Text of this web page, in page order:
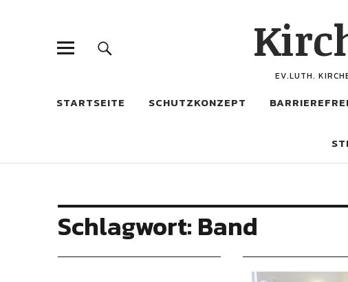
EV.LUTH.
STARTSEITE SCHUTZKONZEPT BARRIEREFREI
Schlagwort: Band